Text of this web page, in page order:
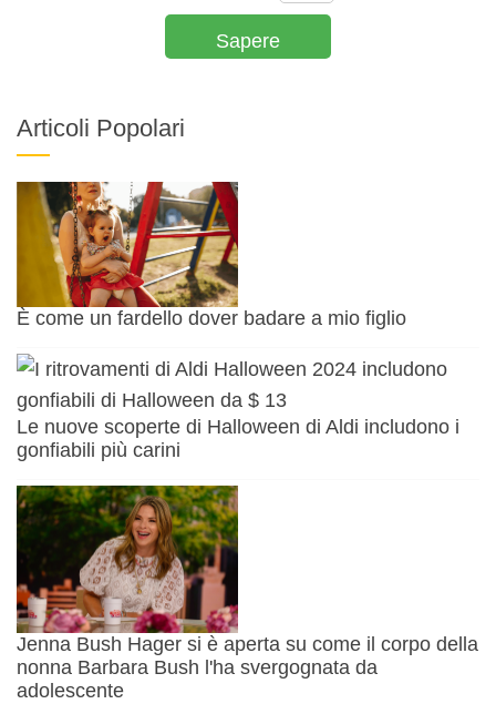
Sapere
Articoli Popolari
È come un fardello dover badare a mio figlio
Le nuove scoperte di Halloween di Aldi includono i
gonfiabili più carini
Jenna Bush Hager si è aperta su come il corpo della
nonna Barbara Bush l'ha svergognata da
adolescente